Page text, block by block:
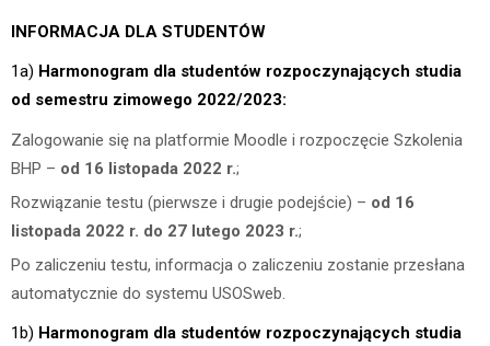
INFORMACJA DLA STUDENTÓW
1a) Harmonogram dla studentów rozpoczynających studia
od semestru zimowego 2022/2023:
Zalogowanie się na platformie Moodle i rozpoczęcie Szkolenia
BHP – od 16 listopada 2022 r.;
Rozwiązanie testu (pierwsze i drugie podejście) – od 16
listopada 2022 r. do 27 lutego 2023 r.;
Po zaliczeniu testu, informacja o zaliczeniu zostanie przesłana
automatycznie do systemu USOSweb.
1b) Harmonogram dla studentów rozpoczynających studia